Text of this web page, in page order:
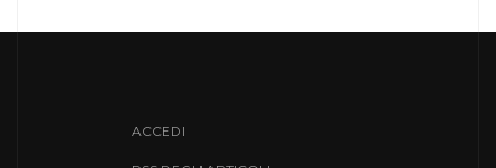
ACCEDI